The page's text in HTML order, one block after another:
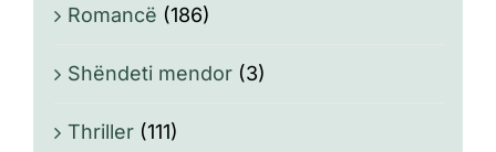
Romancë (186)
Shëndeti mendor (3)
Thriller (111)